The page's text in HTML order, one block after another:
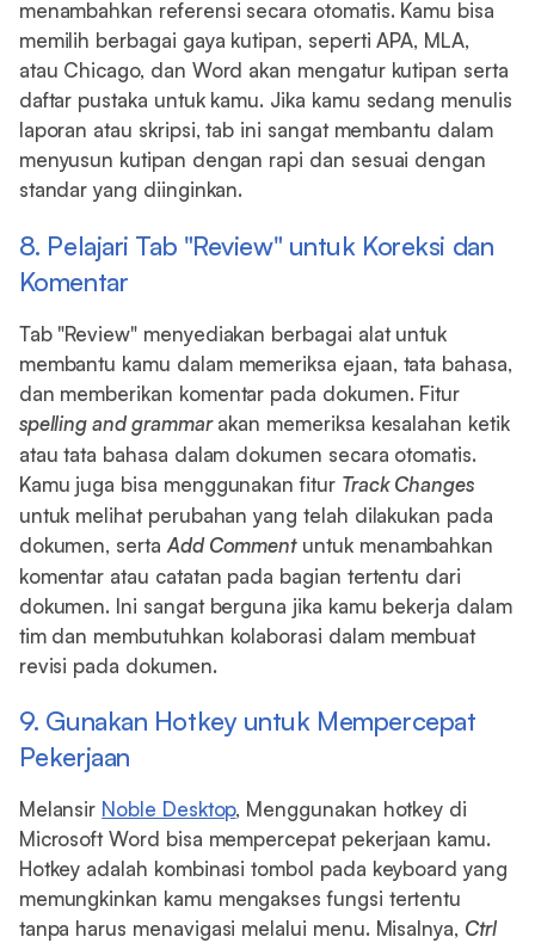
menambahkan referensi secara otomatis. Kamu bisa
memilih berbagai gaya kutipan, seperti APA, MLA,
atau Chicago, dan Word akan mengatur kutipan serta
daftar pustaka untuk kamu. Jika kamu sedang menulis
laporan atau skripsi, tab ini sangat membantu dalam
menyusun kutipan dengan rapi dan sesuai dengan
standar yang diinginkan.
8. Pelajari Tab "Review" untuk Koreksi dan
Komentar
Tab "Review" menyediakan berbagai alat untuk
membantu kamu dalam memeriksa ejaan, tata bahasa,
dan memberikan komentar pada dokumen. Fitur
spelling and grammarakan memeriksa kesalahan ketik
atau tata bahasa dalam dokumen secara otomatis.
Kamu juga bisa menggunakan fitur Track Changes
untuk melihat perubahan yang telah dilakukan pada
dokumen, serta Add Commentuntuk menambahkan
komentar atau catatan pada bagian tertentu dari
dokumen. Ini sangat berguna jika kamu bekerja dalam
tim dan membutuhkan kolaborasi dalam membuat
revisi pada dokumen.
9. Gunakan Hotkey untuk Mempercepat
Pekerjaan
Melansir Noble Desktop, Menggunakan hotkey di
Microsoft Word bisa mempercepat pekerjaan kamu.
Hotkey adalah kombinasi tombol pada keyboard yang
memungkinkan kamu mengakses fungsi tertentu
tanpa harus menavigasi melalui menu. Misalnya, Ctrl